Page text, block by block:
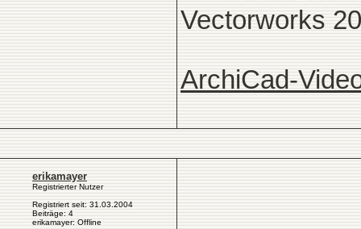
Vectorworks
ArchiCad-
erikamayer
Registrierter Nutzer
Registriert seit: 31.03.2004
Beiträge: 4
erikamayer: Offline